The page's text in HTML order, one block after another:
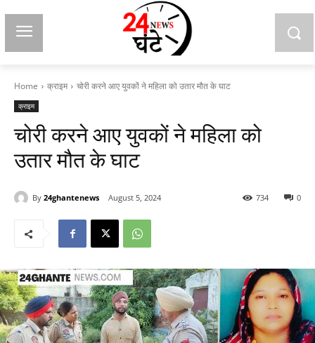
Home क्राइम चोरी करने आए युवकों ने महिला को उतार मौत के घाट
क्राइम
चोरी करने आए युवकों ने महिला को
उतार मौत के घाट
By 24ghantenews August 5, 2024 0
734